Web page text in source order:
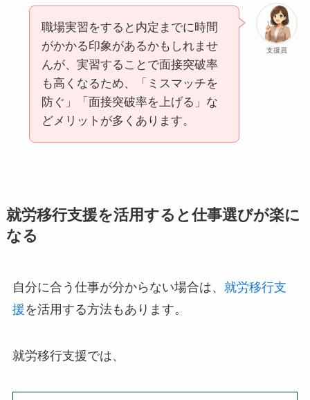
支援員
職場実習をすると内定までに時間
がかかる印象があるかもしれませ
んが、実習することで面接突破率
も高くなるため、「ミスマッチを
防ぐ」「面接突破率を上げる」な
どメリットが多くあります。
就労移行支援を活用すると仕事選びが楽に
なる
自分に合う仕事が分からない場合は、 就労移行支
援を活用する方法もあります。
就労移行支援では、